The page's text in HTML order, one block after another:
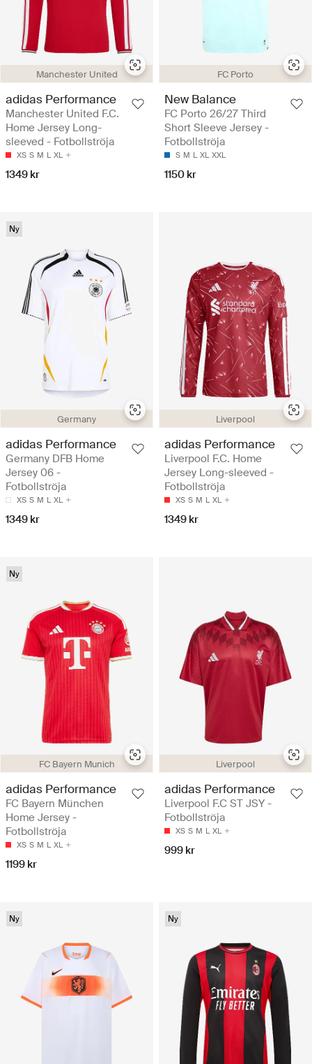
Manchester United
adidas Performance
Manchester United F.C.
Home Jersey Long-
sleeved - Fotbollströja
XS S M L XL
1349 kr
FC Porto
New Balance
FC Porto 26/27 Third
Short Sleeve Jersey -
Fotbollströja
S M L XL XXL
1150 kr
Germany
Ny
adidas Performance
Germany DFB Home
Jersey 06 -
Fotbollströja
XS S M L XL
1349 kr
Liverpool
adidas Performance
Liverpool F.C. Home
Jersey Long-sleeved -
Fotbollströja
XS S M L XL
1349 kr
FC Bayern Munich
Ny
adidas Performance
FC Bayern München
Home Jersey -
Fotbollströja
XS S M L XL
1199 kr
Liverpool
adidas Performance
Liverpool F.C ST JSY -
Fotbollströja
XS S M L XL
999 kr
Ny Ny